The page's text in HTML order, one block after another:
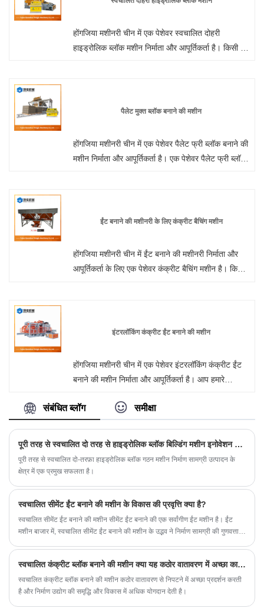
होंगजिया मशीनरी चीन में एक पेशेवर स्वचालित दोहरी
हाइड्रोलिक ब्लॉक मशीन निर्माता और आपूर्तिकर्ता है। किसी भी
में पूर्ण स्वचालित हाइड्रोलिक सीमेंट ब्लॉक बनाने वाली मशीन
पैलेट मुक्त ब्लॉक बनाने की मशीन
होंगजिया मशीनरी चीन में एक पेशेवर पैलेट फ्री ब्लॉक बनाने की
मशीन निर्माता और आपूर्तिकर्ता है। एक पेशेवर पैलेट फ्री ब्लॉक
डिलीवरी प्रदान करेगी।
ईंट बनाने की मशीनरी के लिए कंक्रीट बैचिंग मशीन
होंगजिया मशीनरी चीन में ईंट बनाने की मशीनरी निर्माता और
आपूर्तिकर्ता के लिए एक पेशेवर कंक्रीट बैचिंग मशीन है। किसी
होंगजिया मशीनरी चीन में दीवार पैनल मशीन निर्माता और
इंटरलॉकिंग कंक्रीट ईंट बनाने की मशीन
होंगजिया मशीनरी चीन में एक पेशेवर इंटरलॉकिंग कंक्रीट ईंट
बनाने की मशीन निर्माता और आपूर्तिकर्ता है। आप हमारे
सकते हैं और हम आपको सर्वोत्तम बिक्री के बाद सेवा और समय
संबंधित ब्लॉग समीक्षा
पूरी तरह से स्वचालित दो तरह से हाइड्रोलिक ब्लॉक बिल्डिंग मशीन इनोवेशन डेब्यू
पूरी तरह से स्वचालित दो-तरफ़ा हाइड्रोलिक ब्लॉक गठन मशीन निर्माण सामग्री उत्पादन के
क्षेत्र में एक प्रमुख सफलता है।
स्वचालित सीमेंट ईंट बनाने की मशीन के विकास की प्रवृत्ति क्या है?
स्वचालित सीमेंट ईंट बनाने की मशीन सीमेंट ईंट बनाने की एक सर्वांगीण ईंट मशीन है। ईंट
मशीन बाजार में, स्वचालित सीमेंट ईंट बनाने की मशीन के उद्भव ने निर्माण सामग्री की गुणवत्ता में
तरह से प्रदर्शित किया गया है।
स्वचालित कंक्रीट ब्लॉक बनाने की मशीन क्या यह कठोर वातावरण में अच्छा काम करती है?
स्वचालित कंक्रीट ब्लॉक बनाने की मशीन कठोर वातावरण से निपटने में अच्छा प्रदर्शन करती
है और निर्माण उद्योग की समृद्धि और विकास में अधिक योगदान देती है।